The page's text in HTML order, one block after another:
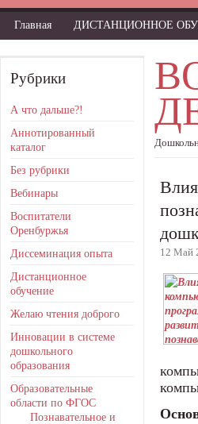
Главная ДИСТАНЦИОННОЕ
Рубрики
А что дальше?!
Аннотированный
каталог
Без рубрики
Вебинары
Воспитатели
Оренбуржья
Диссеминация опыта
Дистанционное
обучение
Желаю чтения доброго
Инновации в системе
дошкольного
образования
Образовательные
области по ФГОС
Познавательное и
12 Май